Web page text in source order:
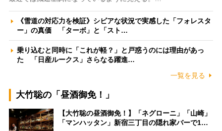
《雪道の対応力を検証》シビアな状況で実感した「フォレスタ
ー」の真価 「ターボ」と「スト…
乗り込むと同時に「これが軽？」と戸惑うのには理由があっ
た 「日産ルークス」さらなる躍進…
一覧を見る
大竹聡の「昼酒御免！」
【大竹聡の昼酒御免！】「ネグローニ」「山崎」
「マンハッタン」新宿三丁目の隠れ家バーで1…